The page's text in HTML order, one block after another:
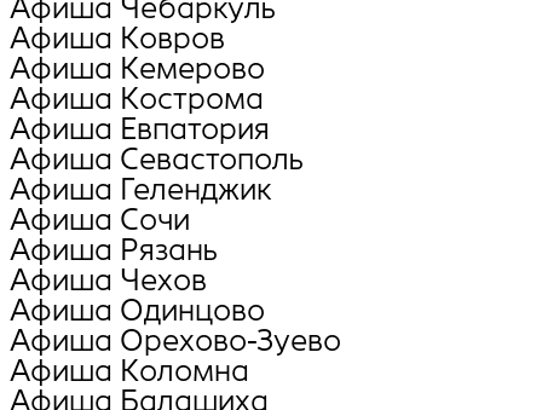
Афиша Чебаркуль
Афиша Ковров
Афиша Кемерово
Афиша Кострома
Афиша Евпатория
Афиша Севастополь
Афиша Геленджик
Афиша Сочи
Афиша Рязань
Афиша Чехов
Афиша Одинцово
Афиша Орехово-Зуево
Афиша Коломна
Афиша Балашиха